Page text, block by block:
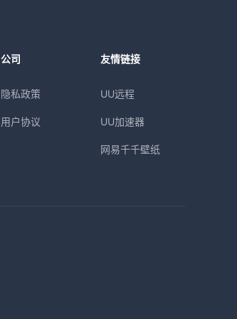
公司
隐私政策
用户协议
友情链接
UU远程
UU加速器
网易千千壁纸